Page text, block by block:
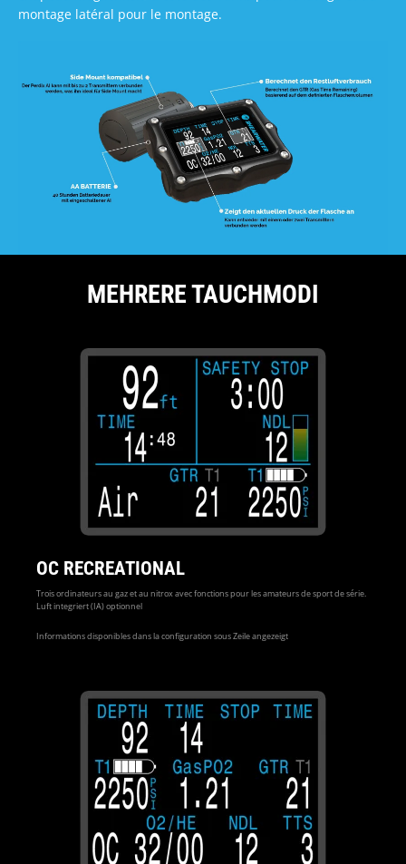
montage latéral pour le montage.
MEHRERE TAUCHMODI
OC RECREATIONAL
Trois ordinateurs au gaz et au nitrox avec fonctions pour les amateurs de sport de série.
Luft integriert (IA) optionnel
Informations disponibles dans la configuration sous Zeile angezeigt